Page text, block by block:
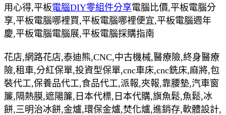
用心得,平板電腦DIY零組件分享電腦比價,平板電腦分
享,平板電腦哪裡買,平板電腦哪裡便宜,平板電腦週年
慶,平板電腦電腦展,平板電腦採購指南
花店,網路花店,泰迪熊,CNC,中古機械,醫療險,終身醫療
險,租車,分紅保單,投資型保單,cnc車床,cnc銑床,麻將,包
裝代工,保養品代工,食品代工,派報,夾報,靠腰墊,汽車窗
簾,隔熱膜,遮陽簾,日本代標,日本代購,旗魚鬆,魚鬆,冰
餅,三明治冰餅,金爐,環保金爐,焚化爐,進銷存,軟體設計,